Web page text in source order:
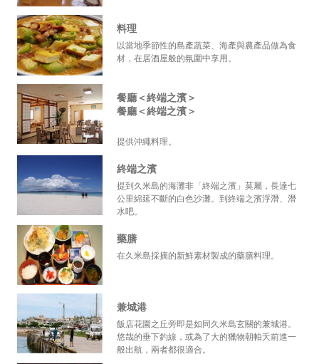
料理
以當地季節性的島產蔬菜、海產與農產品做為食
材，在居酒屋般的氛圍中享用。
餐廳＜終端之濱＞
餐廳＜終端之濱＞
提供沖繩料理。
終端之濱
提到久米島的海灘非「終端之濱」莫屬，長達七
公里綿延不斷的白色沙灘。到終端之濱浮潛、潛
水吧。
藥膳
在久米島採摘的新鮮素材製成的藥膳料理。
兼城港
飯店花園之丘旁即是如同久米島玄關的兼城港。
悠哉的垂下釣線，或為了大的獵物朝帕夭前進一
般出航，兩者都很適合。